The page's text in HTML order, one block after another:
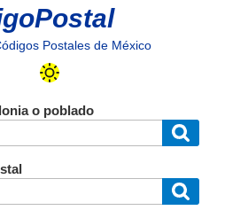
Postales de México
o poblado